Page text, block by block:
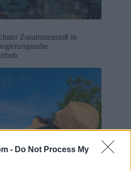
- Do Not Process My
Zusammenstoß in